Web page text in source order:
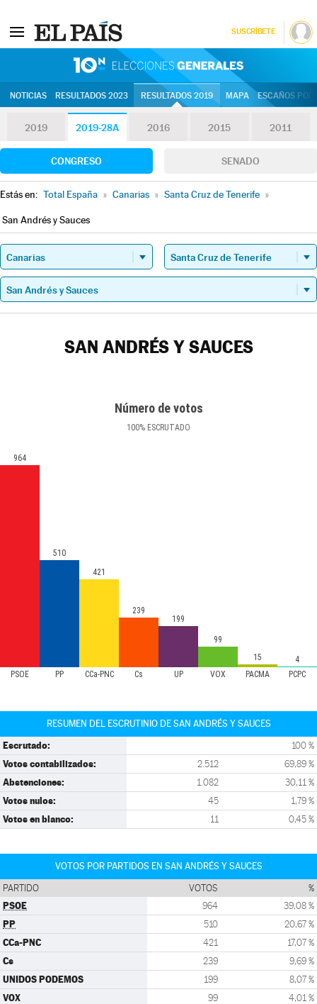
SUSCRÍBETE
NOTICIAS RESULTADOS 2023 RESULTADOS 2019 MAPA ESCAÑOS
2019 2019-28A 2016 2015 2011
CONGRESO SENADO
Estás en: Total España » Canarias » Santa Cruz de Tenerife »
San Andrés y Sauces
SAN ANDRÉS Y SAUCES
Número de votos
100% ESCRUTADO
PSOE PP CCa-PNC Cs UP VOX PACMA PCPC
964
510
421
239
199
99
15
4
RESUMEN DEL ESCRUTINIO DE SAN ANDRÉS Y SAUCES
Escrutado: 100 %
Votos contabilizados: 2.512 69,89 %
Abstenciones: 1.082 30,11 %
Votos nulos: 45 1,79 %
Votos en blanco: 11 0,45 %
VOTOS POR PARTIDOS EN SAN ANDRÉS Y SAUCES
PARTIDO VOTOS %
PSOE 964 39,08 %
PP 510 20,67 %
CCa-PNC 421 17,07 %
Cs 239 9,69 %
UNIDOS PODEMOS 199 8,07 %
VOX 99 4,01 %